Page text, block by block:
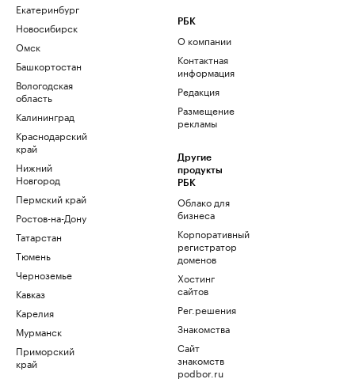
Екатеринбург
Новосибирск
Омск
Башкортостан
Вологодская
область
Калининград
Краснодарский
край
Нижний
Новгород
Пермский край
Ростов-на-Дону
Татарстан
Тюмень
Черноземье
Кавказ
Карелия
Мурманск
Приморский
край
РБК
О компании
Контактная
информация
Редакция
Размещение
рекламы
Другие
продукты
РБК
Облако для
бизнеса
Корпоративный
регистратор
доменов
Хостинг
сайтов
Рег.решения
Знакомства
Сайт
знакомств
podbor.ru